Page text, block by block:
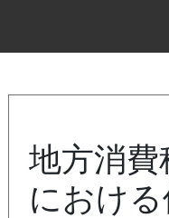
地方消
におけ